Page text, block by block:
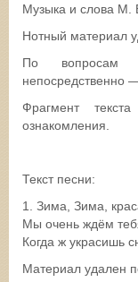
Музыка и слова М.
Нотный материал
По вопросам
непосредственно
Фрагмент
ознакомления.
Текст песни:
1. Зима, Зима,
Мы очень ждём
Когда ж украсишь
Материал удален